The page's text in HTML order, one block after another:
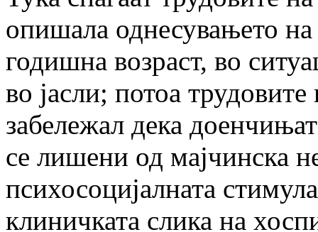
опишала однесувањето
годишна возраст, во
во јасли; потоа
забележал дека
се лишени од мајчинска
психосоцијалната
клиничката слика на